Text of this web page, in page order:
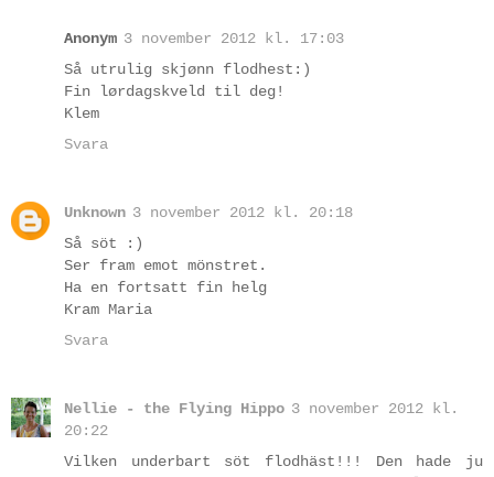
Anonym 3 november 2012 kl. 17:03
Så utrulig skjønn flodhest:)
Fin lørdagskveld til deg!
Klem
Svara
Unknown 3 november 2012 kl. 20:18
Så söt :)
Ser fram emot mönstret.
Ha en fortsatt fin helg
Kram Maria
Svara
Nellie - the Flying Hippo 3 november 2012 kl.
20:22
Vilken underbart söt flodhäst!!! Den hade ju